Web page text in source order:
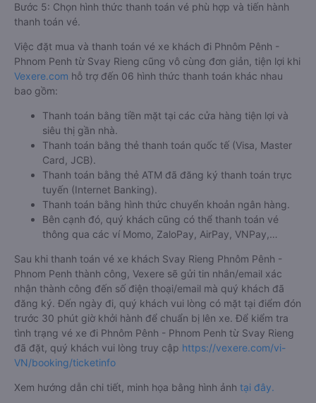
Bước 5: Chọn hình thức thanh toán vé phù hợp và tiến hành
thanh toán vé.
Việc đặt mua và thanh toán vé xe khách đi Phnôm Pênh -
Phnom Penh từ Svay Rieng cũng vô cùng đơn giản, tiện lợi khi
Vexere.com hỗ trợ đến 06 hình thức thanh toán khác nhau
bao gồm:
Thanh toán bằng tiền mặt tại các cửa hàng tiện lợi và
siêu thị gần nhà.
Thanh toán bằng thẻ thanh toán quốc tế (Visa, Master
Card, JCB).
Thanh toán bằng thẻ ATM đã đăng ký thanh toán trực
tuyến (Internet Banking).
Thanh toán bằng hình thức chuyển khoản ngân hàng.
Bên cạnh đó, quý khách cũng có thể thanh toán vé
thông qua các ví Momo, ZaloPay, AirPay, VNPay,…
Sau khi thanh toán vé xe khách Svay Rieng Phnôm Pênh -
Phnom Penh thành công, Vexere sẽ gửi tin nhắn/email xác
nhận thành công đến số điện thoại/email mà quý khách đã
đăng ký. Đến ngày đi, quý khách vui lòng có mặt tại điểm đón
trước 30 phút giờ khởi hành để chuẩn bị lên xe. Để kiểm tra
tình trạng vé xe đi Phnôm Pênh - Phnom Penh từ Svay Rieng
đã đặt, quý khách vui lòng truy cập https://vexere.com/vi-
VN/booking/ticketinfo
Xem hướng dẫn chi tiết, minh họa bằng hình ảnh tại đây.